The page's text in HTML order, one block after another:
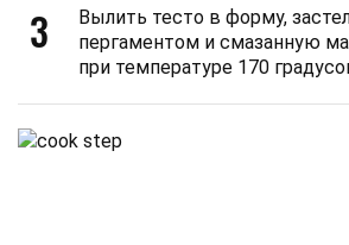
3
Вылить тесто в форму,
пергаментом и смазанную
при температуре 170